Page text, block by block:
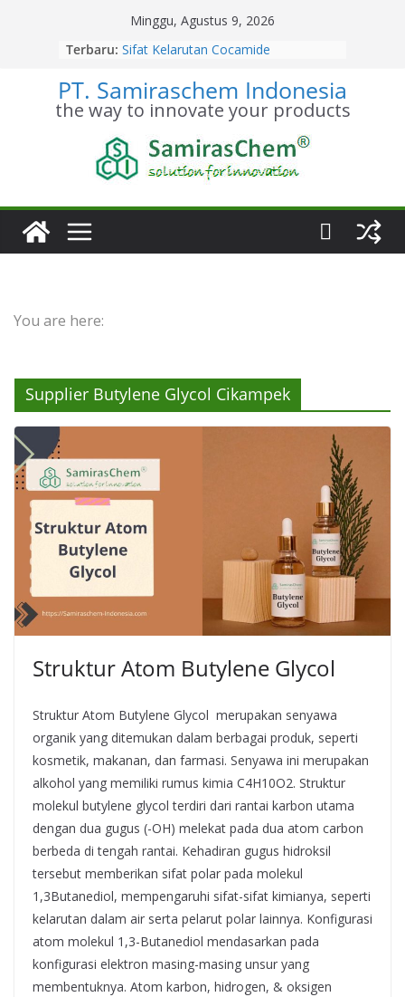
Minggu, Agustus 9, 2026
Terbaru: Sifat Kelarutan Cocamide
Distributor Cocamide
Diethanolamine Terpercaya
Kesetimbangan Kimia Cocamide
Diethanolamine
Kinetika Kimia Cocamide
Diethanolamine
Diethanolamine
PT. Samiraschem Indonesia
the way to innovate your products
You are here:
Supplier Butylene Glycol Cikampek
Struktur Atom Butylene Glycol
Struktur Atom Butylene Glycol merupakan senyawa
organik yang ditemukan dalam berbagai produk, seperti
kosmetik, makanan, dan farmasi. Senyawa ini merupakan
alkohol yang memiliki rumus kimia C4H10O2. Struktur
molekul butylene glycol terdiri dari rantai karbon utama
dengan dua gugus (-OH) melekat pada dua atom carbon
berbeda di tengah rantai. Kehadiran gugus hidroksil
tersebut memberikan sifat polar pada molekul
1,3Butanediol, mempengaruhi sifat-sifat kimianya, seperti
kelarutan dalam air serta pelarut polar lainnya. Konfigurasi
atom molekul 1,3-Butanediol mendasarkan pada
konfigurasi elektron masing-masing unsur yang
membentuknya. Atom karbon, hidrogen, & oksigen